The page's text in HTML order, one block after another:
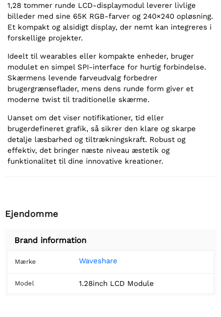
1,28 tommer runde LCD-displaymodul leverer livlige
billeder med sine 65K RGB-farver og 240×240 opløsning.
Et kompakt og alsidigt display, der nemt kan integreres i
forskellige projekter.
Ideelt til wearables eller kompakte enheder, bruger
modulet en simpel SPI-interface for hurtig forbindelse.
Skærmens levende farveudvalg forbedrer
brugergrænseflader, mens dens runde form giver et
moderne twist til traditionelle skærme.
Uanset om det viser notifikationer, tid eller
brugerdefineret grafik, så sikrer den klare og skarpe
detalje læsbarhed og tiltrækningskraft. Robust og
effektiv, det bringer næste niveau æstetik og
funktionalitet til dine innovative kreationer.
Ejendomme
Brand information
Mærke Waveshare
Model 1.28inch LCD Module